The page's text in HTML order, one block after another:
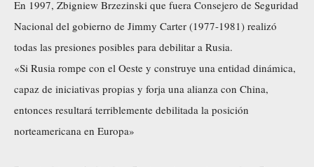
En 1997, Zbigniew Brzezinski que fuera Consejero de Seguridad
Nacional del gobierno de Jimmy Carter (1977-1981) realizó
todas las presiones posibles para debilitar a Rusia.
«Si Rusia rompe con el Oeste y construye una entidad dinámica,
capaz de iniciativas propias y forja una alianza con China,
entonces resultará terriblemente debilitada la posición
norteamericana en Europa»